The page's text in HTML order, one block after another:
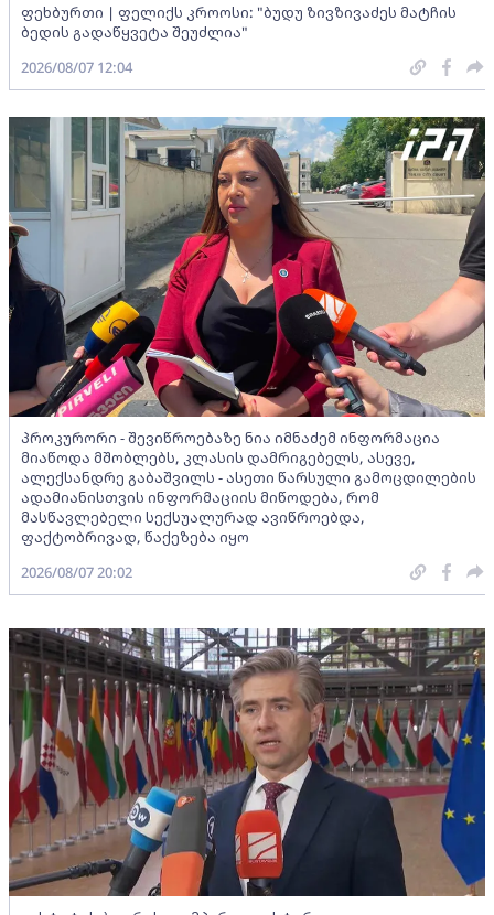
ფეხბურთი | ფელიქს კროოსი: "ბუდუ ზივზივაძეს მატჩის
ბედის გადაწყვეტა შეუძლია"
2026/08/07 12:04
პროკურორი - შევიწროებაზე ნია იმნაძემ ინფორმაცია
მიაწოდა მშობლებს, კლასის დამრიგებელს, ასევე,
ალექსანდრე გაბაშვილს - ასეთი წარსული გამოცდილების
ადამიანისთვის ინფორმაციის მიწოდება, რომ
მასწავლებელი სექსუალურად ავიწროებდა,
ფაქტობრივად, წაქეზება იყო
2026/08/07 20:02